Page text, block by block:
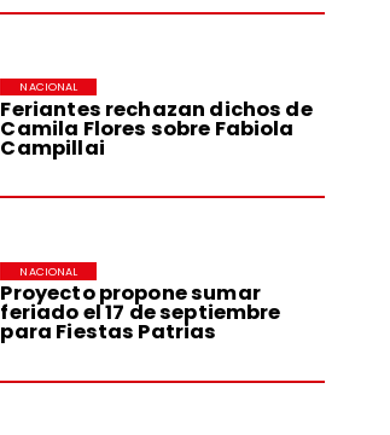
Feriantes rechazan dichos de
Camila Flores sobre Fabiola
Campillai
NACIONAL
Proyecto propone sumar
feriado el 17 de septiembre
para Fiestas Patrias
NACIONAL